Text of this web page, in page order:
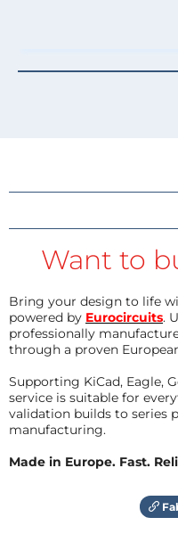
Want to
Bring your design to life
powered by Eurocircuits.
professionally
through a proven
Supporting KiCad, Eagle,
service is suitable for
validation builds to series
manufacturing.
Made in Europe. Fast.